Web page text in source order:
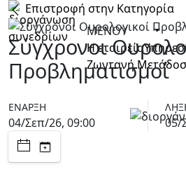
ΜΕΝΟΥ
Η εταιρεία
Ζωντανή
Επιστροφή στην Κατηγορία
Σύγχρονοι
Προβληματισμοί
ΈΝΑΡΞΗ
04/Σεπ/26, 09:00 05/